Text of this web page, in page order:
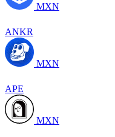
MXN
ANKR
MXN
APE
MXN